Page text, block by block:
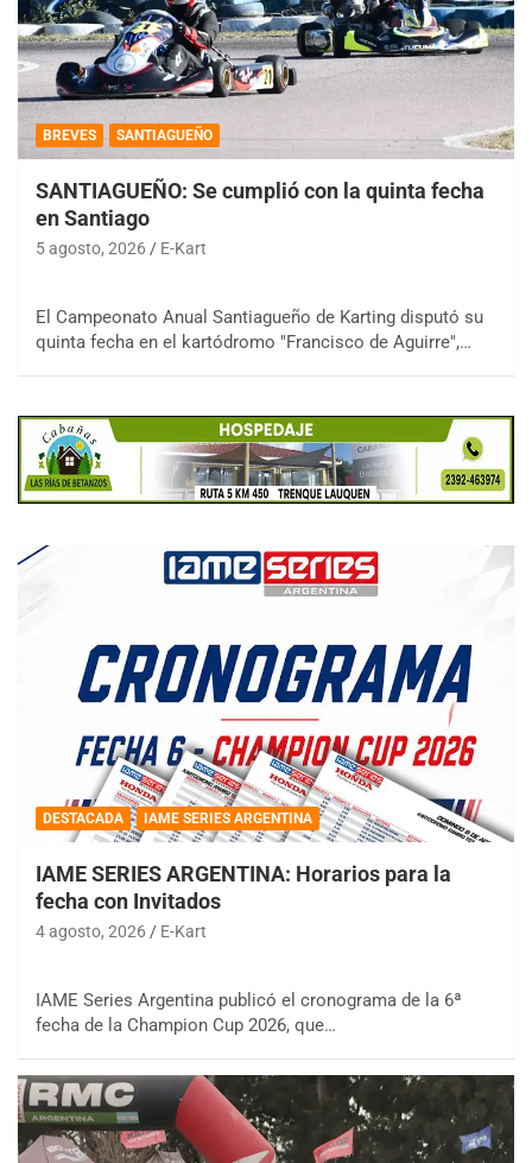
BREVES SANTIAGUEÑO
SANTIAGUEÑO: Se cumplió con la quinta fecha
en Santiago
5 agosto, 2026 E-Kart
El Campeonato Anual Santiagueño de Karting disputó su
quinta fecha en el kartódromo "Francisco de Aguirre",…
DESTACADA IAME SERIES ARGENTINA
IAME SERIES ARGENTINA: Horarios para la
fecha con Invitados
4 agosto, 2026 E-Kart
IAME Series Argentina publicó el cronograma de la 6ª
fecha de la Champion Cup 2026, que…